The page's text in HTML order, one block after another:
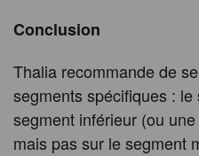
Conclusion
Thalia recommande de
segments spécifiques :
segment inférieur (ou
mais pas sur le segment